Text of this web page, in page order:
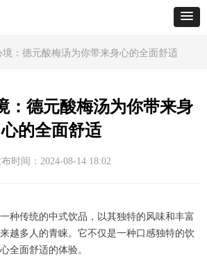
境：德元酸梅汤为你带来身心的全面舒适
：德元酸梅汤为你带来身
心的全面舒适
传统的中式饮品，以其独特的风味和丰富
越多人的青睐。它不仅是一种口感独特的饮
全面舒适的体验。
时间： 2024-08-14 18:02